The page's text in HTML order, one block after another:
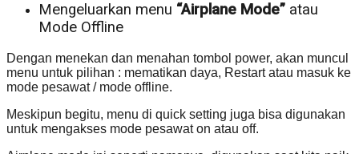
Mengeluarkan menu “Airplane Mode” atau
Mode Offline
Dengan menekan dan menahan tombol power, akan muncul
menu untuk pilihan : mematikan daya, Restart atau masuk ke
mode pesawat / mode offline.
Meskipun begitu, menu di quick setting juga bisa digunakan
untuk mengakses mode pesawat on atau off.